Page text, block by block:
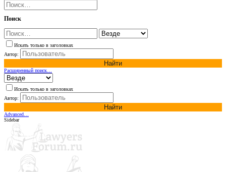
Поиск
Искать только в заголовках
Автор:
Найти
Расширенный поиск…
Искать только в заголовках
Автор:
Найти
Advanced…
Sidebar